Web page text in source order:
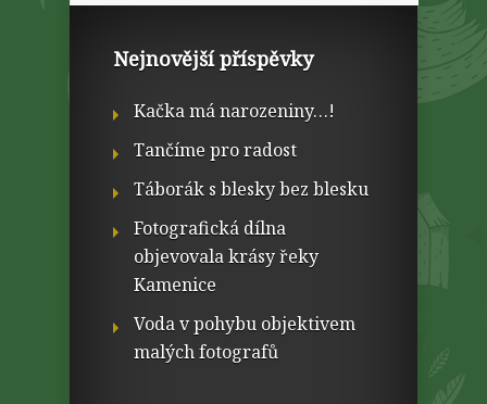
Nejnovější příspěvky
Kačka má narozeniny…!
Tančíme pro radost
Táborák s blesky bez blesku
Fotografická dílna
objevovala krásy řeky
Kamenice
Voda v pohybu objektivem
malých fotografů